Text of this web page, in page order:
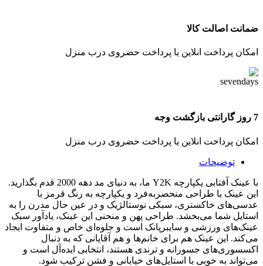
ضمانت اصالت کالا
امکان پرداخت انلاین یا پرداخت حضروی درب منزل
7 روز گارانتی بازگشت وجه
امکان پرداخت انلاین یا پرداخت حضروی درب منزل
توضیحات
با عینک آفتابی یکپارچه Y2K ما، به دنیای مد دهه 2000 قدم بگذارید.
این عینک با طراحی منحصربه‌فرد و یکپارچه به رنگ قرمز با
عدسی‌های خاکستری، سبکی نوستالژیک و در عین حال مدرن را به
استایل شما می‌بخشد. طراحی پهن و منحنی این عینک، یادآور سبک
عینک‌های ورزشی و سایبرپانک است و جلوه‌ای خاص و متفاوت ایجاد
می‌کند. این عینک هم برای خانم‌ها و هم آقایانی که به دنبال
اکسسوری‌های جسورانه و ترندی هستند، انتخابی ایده‌آل است و
می‌تواند به خوبی با استایل‌های خیابانی و فشن ترکیب شود.